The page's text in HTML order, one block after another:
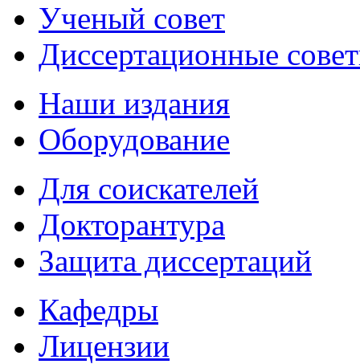
Ученый совет
Диссертационные
Наши издания
Оборудование
Для соискателей
Докторантура
Защита диссертаций
Кафедры
Лицензии